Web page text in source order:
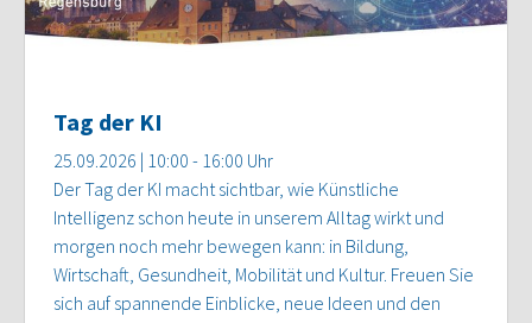
Tag der KI
25.09.2026 | 10:00 - 16:00 Uhr
Der Tag der KI macht sichtbar, wie Künstliche
Intelligenz schon heute in unserem Alltag wirkt und
morgen noch mehr bewegen kann: in Bildung,
Wirtschaft, Gesundheit, Mobilität und Kultur. Freuen Sie
sich auf spannende Einblicke, neue Ideen und den